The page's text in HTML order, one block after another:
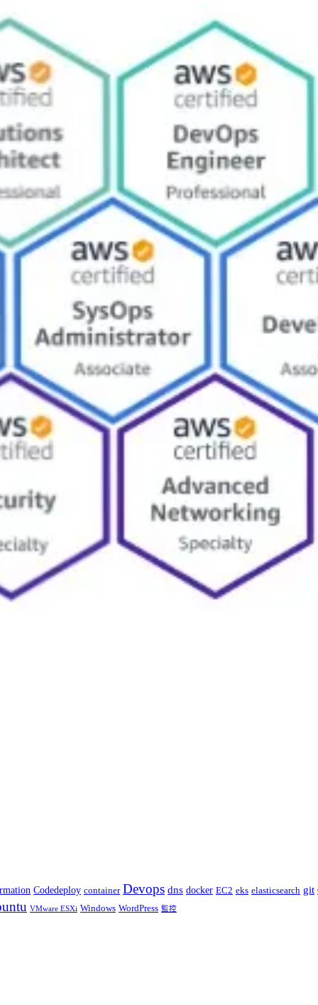
Codedeploy container Devops dns docker EC2 eks elasticsearch git
VMware ESXi Windows WordPress 監控